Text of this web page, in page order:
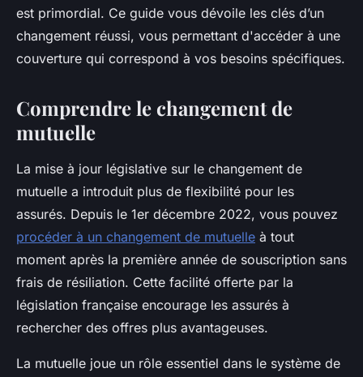
est primordial. Ce guide vous dévoile les clés d’un
changement réussi, vous permettant d'accéder à une
couverture qui correspond à vos besoins spécifiques.
Comprendre le changement de
mutuelle
La mise à jour législative sur le changement de
mutuelle a introduit plus de flexibilité pour les
assurés. Depuis le 1er décembre 2022, vous pouvez
procéder à un changement de mutuelle à tout
moment après la première année de souscription sans
frais de résiliation. Cette facilité offerte par la
législation française encourage les assurés à
rechercher des offres plus avantageuses.
La mutuelle joue un rôle essentiel dans le système de